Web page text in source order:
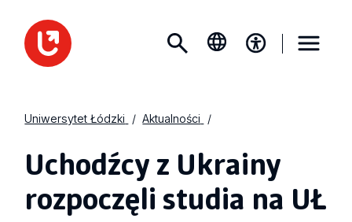
Uniwersytet Łódzki Aktualności
Uchodźcy z Ukrainy
rozpoczęli studia na UŁ